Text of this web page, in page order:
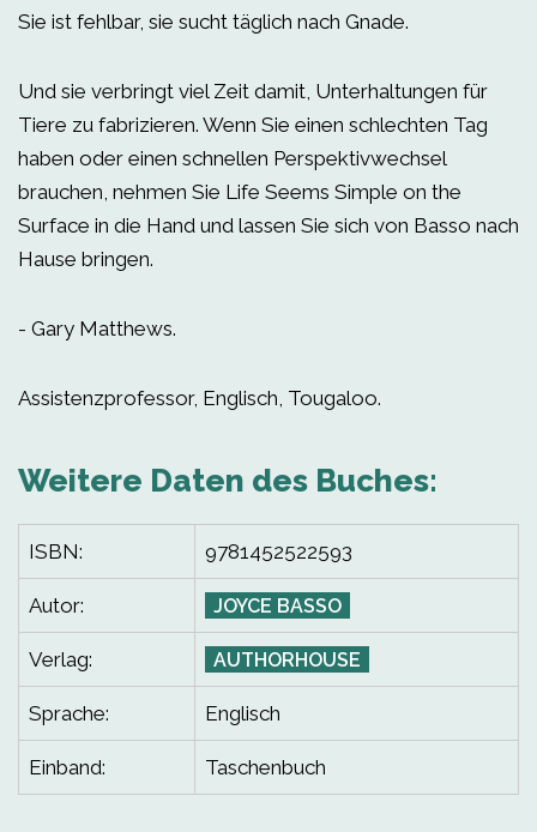
Sie ist fehlbar, sie sucht täglich nach Gnade.
Und sie verbringt viel Zeit damit, Unterhaltungen für
Tiere zu fabrizieren. Wenn Sie einen schlechten Tag
haben oder einen schnellen Perspektivwechsel
brauchen, nehmen Sie Life Seems Simple on the
Surface in die Hand und lassen Sie sich von Basso nach
Hause bringen.
- Gary Matthews.
Assistenzprofessor, Englisch, Tougaloo.
Weitere Daten des Buches:
ISBN: 9781452522593
Autor: JOYCE BASSO
Verlag: AUTHORHOUSE
Sprache: Englisch
Einband: Taschenbuch